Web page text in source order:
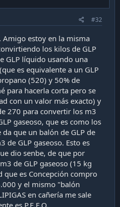
#32
estoy en la misma
los kilos de GLP
GLP líquido usando una
es equivalente a un GLP
(520) y 50% de
para hacerla corta pero se
con un valor más exacto) y
270 para convertir los m3
gaseoso, que es como los
que un balón de GLP de
de GLP gaseoso. Esto es
dio senbe, de que por
de GLP gaseoso (15 kg
es Concepción compro
y el mismo "balón
en cañería me sale
es P.E.E.O.